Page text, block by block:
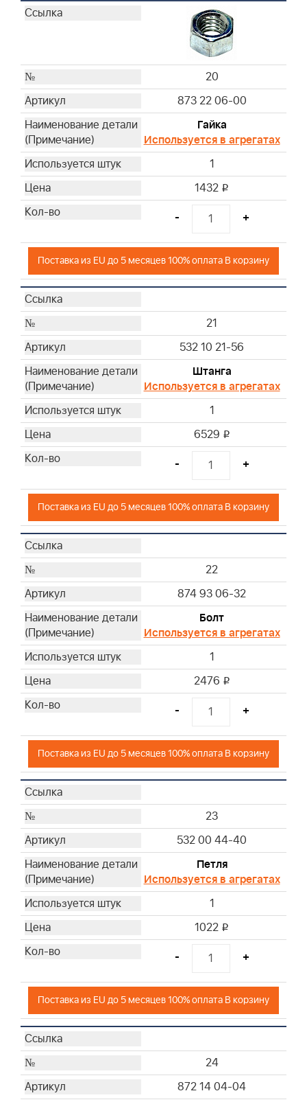
20
873 22 06-00
Гайка
Используется в агрегатах
1
1432 i
- +
Поставка из EU до 5 месяцев 100% оплата В корзину
21
532 10 21-56
Штанга
Используется в агрегатах
1
6529 i
- +
Поставка из EU до 5 месяцев 100% оплата В корзину
22
874 93 06-32
Болт
Используется в агрегатах
1
2476 i
- +
Поставка из EU до 5 месяцев 100% оплата В корзину
23
532 00 44-40
Петля
Используется в агрегатах
1
1022 i
- +
Поставка из EU до 5 месяцев 100% оплата В корзину
24
872 14 04-04